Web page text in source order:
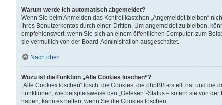
Warum werde ich automatisch abgemeldet?
Wenn Sie beim Anmelden das Kontrollkästchen „Angemeldet bleiben“
Ihres Benutzerkontos durch einen Dritten. Um angemeldet zu bleiben,
empfehlenswert, wenn Sie sich an einem öffentlichen Computer, zum
sie vermutlich von der Board-Administration ausgeschaltet.
Nach oben
Wozu ist die Funktion „Alle Cookies löschen“?
„Alle Cookies löschen“ löscht die Cookies, die phpBB erstellt hat und
Funktionen, wie beispielsweise den „Gelesen“-Status – sofern sie von
haben, kann es helfen, wenn Sie die Cookies löschen.